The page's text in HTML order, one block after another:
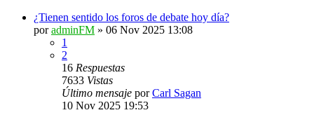
¿Tienen sentido los foros de debate hoy día?
poradminFM » 06 Nov 2025 13:08
1
2
16 Respuestas
7633 Vistas
Último mensaje porCarl Sagan
10 Nov 2025 19:53